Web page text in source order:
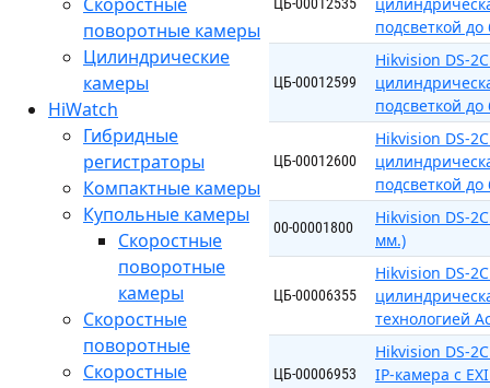
поворотные камеры
Цилиндрические
камеры
HiWatch
Гибридные
регистраторы
Компактные камеры
Купольные камеры
Скоростные
поворотные
камеры
Скоростные
поворотные
Скоростные
ЦБ-00012535
подсветкой
ЦБ-00012599
Hikvision DS-
подсветкой
ЦБ-00012600
Hikvision DS-
подсветкой
00-00001800
Hikvision DS-
мм.)
ЦБ-00006355
Hikvision DS-
технологией
ЦБ-00006953
Hikvision DS-
IP-камера с